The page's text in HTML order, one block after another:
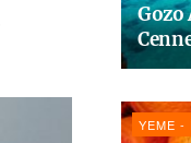
Gozo
YEME -